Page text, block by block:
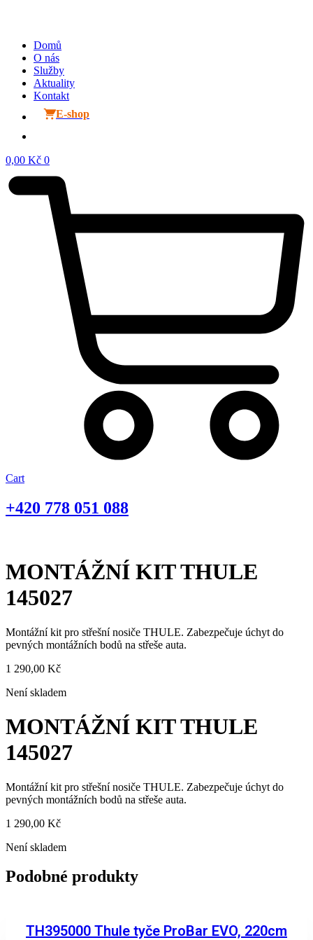
Domů
O nás
Služby
Aktuality
Kontakt
E-shop
0,00 Kč 0
Cart
+420 778 051 088
MONTÁŽNÍ KIT THULE
145027
Montážní kit pro střešní nosiče THULE. Zabezpečuje úchyt do
pevných montážních bodů na střeše auta.
1 290,00 Kč
Není skladem
MONTÁŽNÍ KIT THULE
145027
Montážní kit pro střešní nosiče THULE. Zabezpečuje úchyt do
pevných montážních bodů na střeše auta.
1 290,00 Kč
Není skladem
Podobné produkty
TH395000 Thule tyče ProBar EVO, 220cm